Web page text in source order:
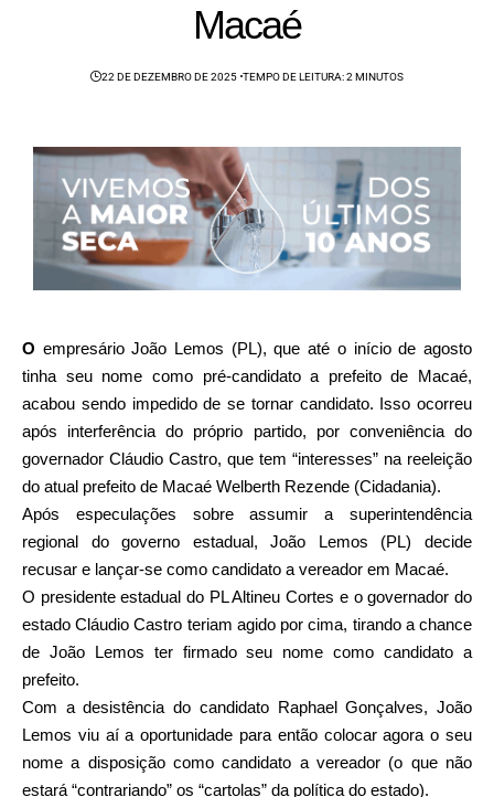
Macaé
22 DE DEZEMBRO DE 2025 TEMPO DE LEITURA: 2 MINUTOS
O empresário João Lemos (PL), que até o início de agosto
tinha seu nome como pré-candidato a prefeito de Macaé,
acabou sendo impedido de se tornar candidato. Isso ocorreu
após interferência do próprio partido, por conveniência do
governador Cláudio Castro, que tem “interesses” na reeleição
do atual prefeito de Macaé Welberth Rezende (Cidadania).
Após especulações sobre assumir a superintendência
regional do governo estadual, João Lemos (PL) decide
recusar e lançar-se como candidato a vereador em Macaé.
O presidente estadual do PL Altineu Cortes e o governador do
estado Cláudio Castro teriam agido por cima, tirando a chance
de João Lemos ter firmado seu nome como candidato a
prefeito.
Com a desistência do candidato Raphael Gonçalves, João
Lemos viu aí a oportunidade para então colocar agora o seu
nome a disposição como candidato a vereador (o que não
estará “contrariando” os “cartolas” da política do estado).